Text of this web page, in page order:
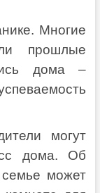
Многие
прошлые
дома –
могут
дома. Об
может